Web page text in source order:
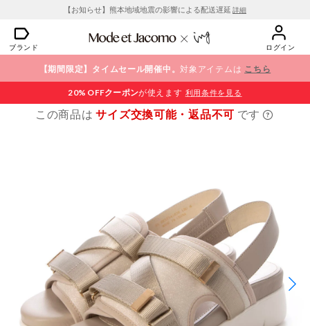
【お知らせ】熊本地域地震の影響による配送遅延 詳細
ブランド ログイン
【期間限定】タイムセール開催中。対象アイテムは こちら
20% OFFクーポンが使えます 利用条件を見る
この商品はサイズ交換可能・返品不可 です